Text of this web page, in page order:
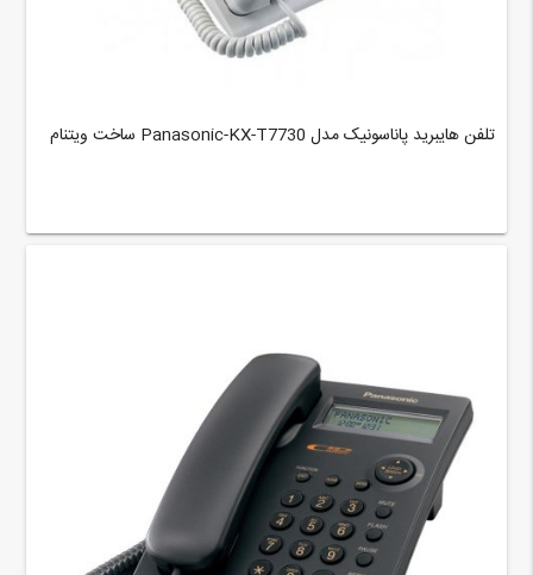
تلفن هایبرید پاناسونیک مدل Panasonic-KX-T7730 ساخت ویتنام